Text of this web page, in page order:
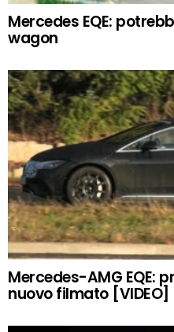
Mercedes EQE:
wagon
Mercedes-AMG EQE:
nuovo filmato [VIDEO]